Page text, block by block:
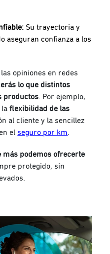
Su trayectoria y
aseguran confianza a los
opiniones en redes
lo que distintos
productos. Por ejemplo,
laflexibilidad de las
al cliente y la sencillez
elseguro por km.
más podemos ofrecerte
protegido, sin